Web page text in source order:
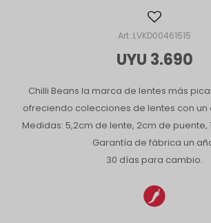
LVKD00461515
UYU 3.690
Chilli Beans la marca de lentes más
ofreciendo colecciones de lentes con un
Medidas: 5,2cm de lente, 2cm de puente,
Garantía de fábrica un
30 días para cambio.